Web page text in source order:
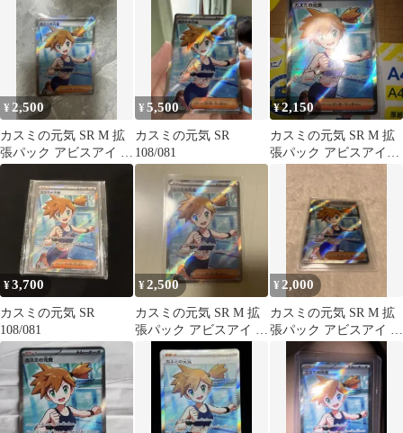
¥ 2,500
カスミの元気 SR M 拡
張パック アビスアイ キ
ラ 108/081
¥5,500
カスミの元気 SR
108/081
¥2,150
カスミの元気 SR M 拡
張パック アビスアイ
¥3,700
カスミの元気 SR
108/081
¥2,500
カスミの元気 SR M 拡
張パック アビスアイ キ
ラ 108/081
¥ 2,000
カスミの元気 SR M 拡
張パック アビスアイ キ
ラ 108/081